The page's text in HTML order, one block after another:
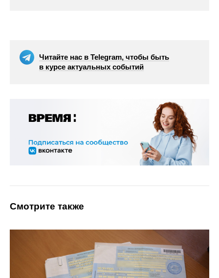
Читайте нас в Telegram, чтобы быть
в курсе актуальных событий
Смотрите также